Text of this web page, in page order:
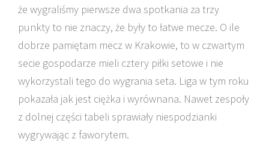
że wygraliśmy pierwsze dwa spotkania za trzy
punkty to nie znaczy, że były to łatwe mecze. O ile
dobrze pamiętam mecz w Krakowie, to w czwartym
secie gospodarze mieli cztery piłki setowe i nie
wykorzystali tego do wygrania seta. Liga w tym roku
pokazała jak jest ciężka i wyrównana. Nawet zespoły
z dolnej części tabeli sprawiały niespodzianki
wygrywając z faworytem.